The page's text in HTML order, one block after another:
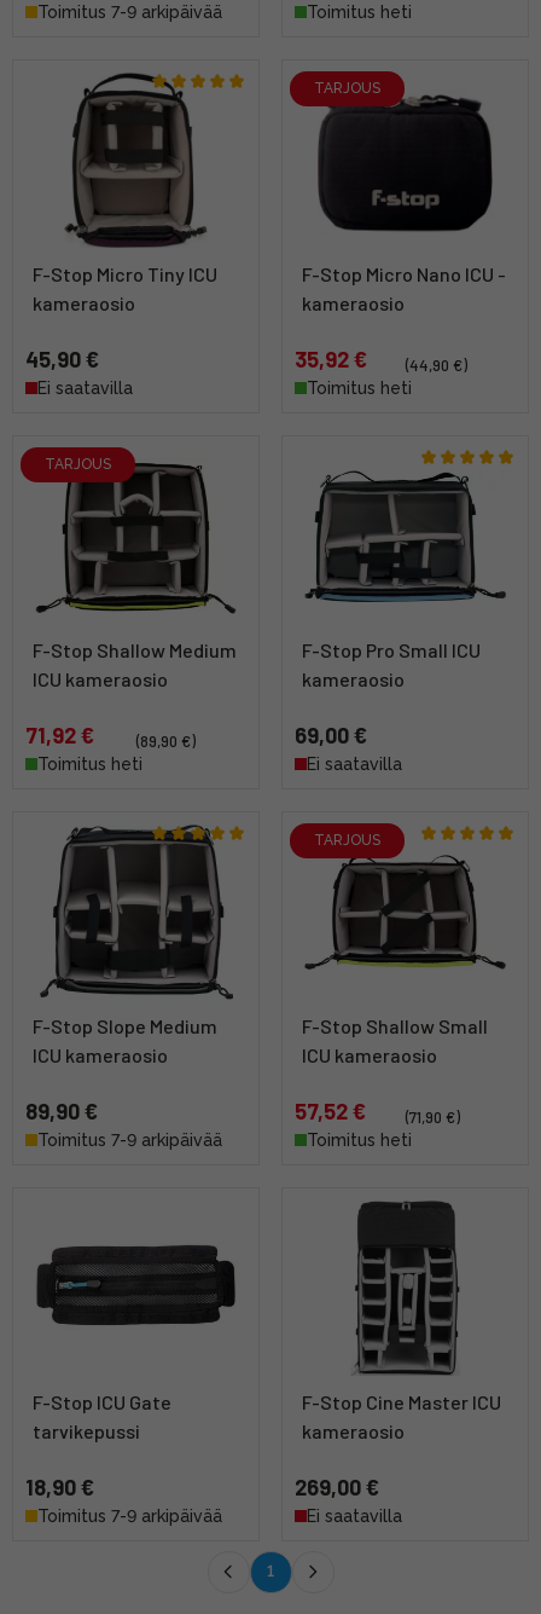
Toimitus 7-9 arkipäivää
Toimitus heti
F-Stop Micro Tiny ICU
kameraosio
45,90 €
Ei saatavilla
TARJOUS
F-Stop Micro Nano ICU -
kameraosio
35,92 €
(44,90 €)
Toimitus heti
TARJOUS
F-Stop Shallow Medium
ICU kameraosio
71,92 €
(89,90 €)
Toimitus heti
F-Stop Pro Small ICU
kameraosio
69,00 €
Ei saatavilla
F-Stop Slope Medium
ICU kameraosio
89,90 €
Toimitus 7-9 arkipäivää
TARJOUS
F-Stop Shallow Small
ICU kameraosio
57,52 €
(71,90 €)
Toimitus heti
F-Stop ICU Gate
tarvikepussi
18,90 €
Toimitus 7-9 arkipäivää
F-Stop Cine Master ICU
kameraosio
269,00 €
Ei saatavilla
1